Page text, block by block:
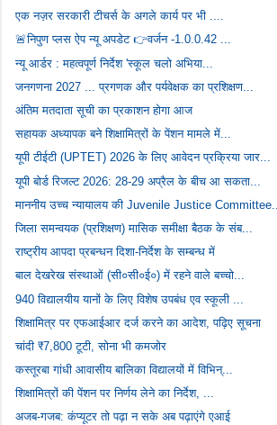
एक नज़र सरकारी टीचर्स के अगले कार्य पर भी ....
🚨निपुण प्लस ऐप न्यू अपडेट 👉वर्जन -1.0.0.42 ...
न्यू आर्डर : महत्‍वपूर्ण निर्देश 'स्‍कूल चलो अभिया...
जनगणना 2027 ... प्रगणक और पर्यवेक्षक का प्रशिक्षण...
अंतिम मतदाता सूची का प्रकाशन होगा आज
सहायक अध्यापक बने शिक्षामित्रों के पेंशन मामले में...
यूपी टीईटी (UPTET) 2026 के लिए आवेदन प्रक्रिया जार...
यूपी बोर्ड रिजल्ट 2026: 28-29 अप्रैल के बीच आ सकता...
माननीय उच्च न्यायालय की Juvenile Justice Committee...
जिला समन्वयक (प्रशिक्षण) मासिक समीक्षा बैठक के संब...
राष्ट्रीय आपदा प्रबन्धन दिशा-निर्देश के सम्बन्ध में
बाल देखरेख संस्थाओं (सी०सी०ई०) में रहने वाले बच्चो...
940 विद्यालयीय यानों के लिए विशेष उपबंध एव स्कूली ...
शिक्षामित्र पर एफआईआर दर्ज करने का आदेश, पढ़िए सूचना
चांदी ₹7,800 टूटी, सोना भी कमजोर
कस्तूरबा गांधी आवासीय बालिका विद्यालयों में विभिन्...
शिक्षामित्रों की पेंशन पर निर्णय लेने का निर्देश, ...
अजब-गजब: कंप्यूटर तो पढ़ा न सके अब पढ़ाएंगे एआई